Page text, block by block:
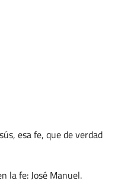
esa fe, que de verdad
la fe: José Manuel.